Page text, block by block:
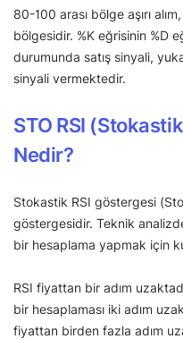
80-100 arası bölge aşırı
bölgesidir. %K eğrisinin %D
durumunda satış sinyali,
sinyali vermektedir.
STO RSI
Nedir?
Stokastik RSI göstergesi
göstergesidir. Teknik
bir hesaplama yapmak için
RSI fiyattan bir adım
bir hesaplaması iki adım
fiyattan birden fazla adım